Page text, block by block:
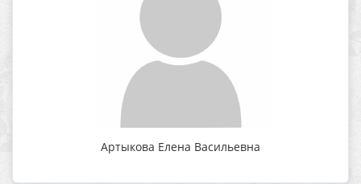
Артыкова Елена Васильевна